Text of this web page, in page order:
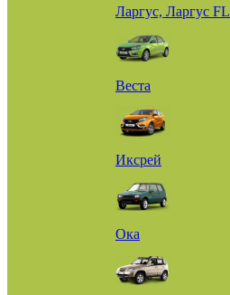
Ларгус, Ларгус FL
Веста
Иксрей
Ока